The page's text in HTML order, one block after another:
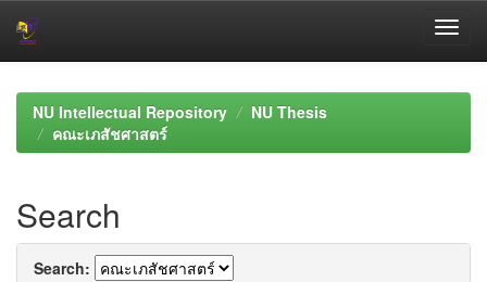
navigationNU Intellectual Repository
NU Thesis
คณะเภสัชศาสตร์
Search
Search: